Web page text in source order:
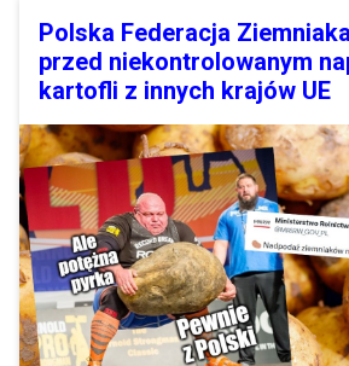
Polska Federacja
przed niekontrolowanym
kartofli z innych krajów UE